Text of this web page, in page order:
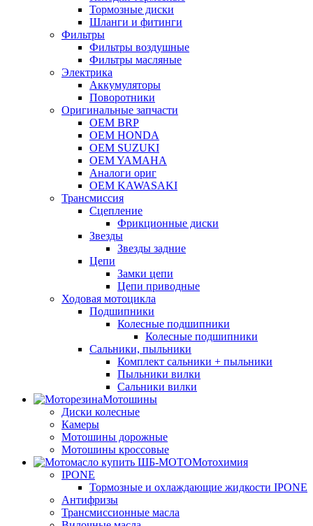
Тормозные диски
Шланги и фитинги
Фильтры
Фильтры воздушные
Фильтры масляные
Электрика
Аккумуляторы
Поворотники
Оригинальные запчасти
OEM BRP
OEM HONDA
OEM SUZUKI
OEM YAMAHA
Аналоги ориг
OEM KAWASAKI
Трансмиссия
Cцепление
Фрикционные диски
Звезды
Звезды задние
Цепи
Замки цепи
Цепи приводные
Ходовая мотоцикла
Подшипники
Колесные подшипники
Колесные подшипники
Сальники, пыльники
Комплект сальники + пыльники
Пыльники вилки
Сальники вилки
Мотошины
Диски колесные
Камеры
Мотошины дорожные
Мотошины кроссовые
Мотохимия
IPONE
Тормозные и охлаждающие жидкости IPONE
Антифризы
Трансмиссионные масла